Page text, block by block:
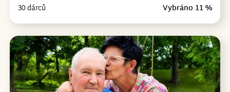
30 dárců Vybráno 11 %